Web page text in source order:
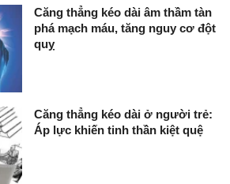
Căng thẳng kéo dài âm thầm tàn
phá mạch máu, tăng nguy cơ đột
quỵ
Căng thẳng kéo dài ở người trẻ:
Áp lực khiến tinh thần kiệt quệ